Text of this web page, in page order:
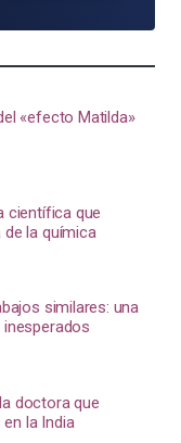
«efecto Matilda»
científica que
la química
similares: una
doctora que
la India